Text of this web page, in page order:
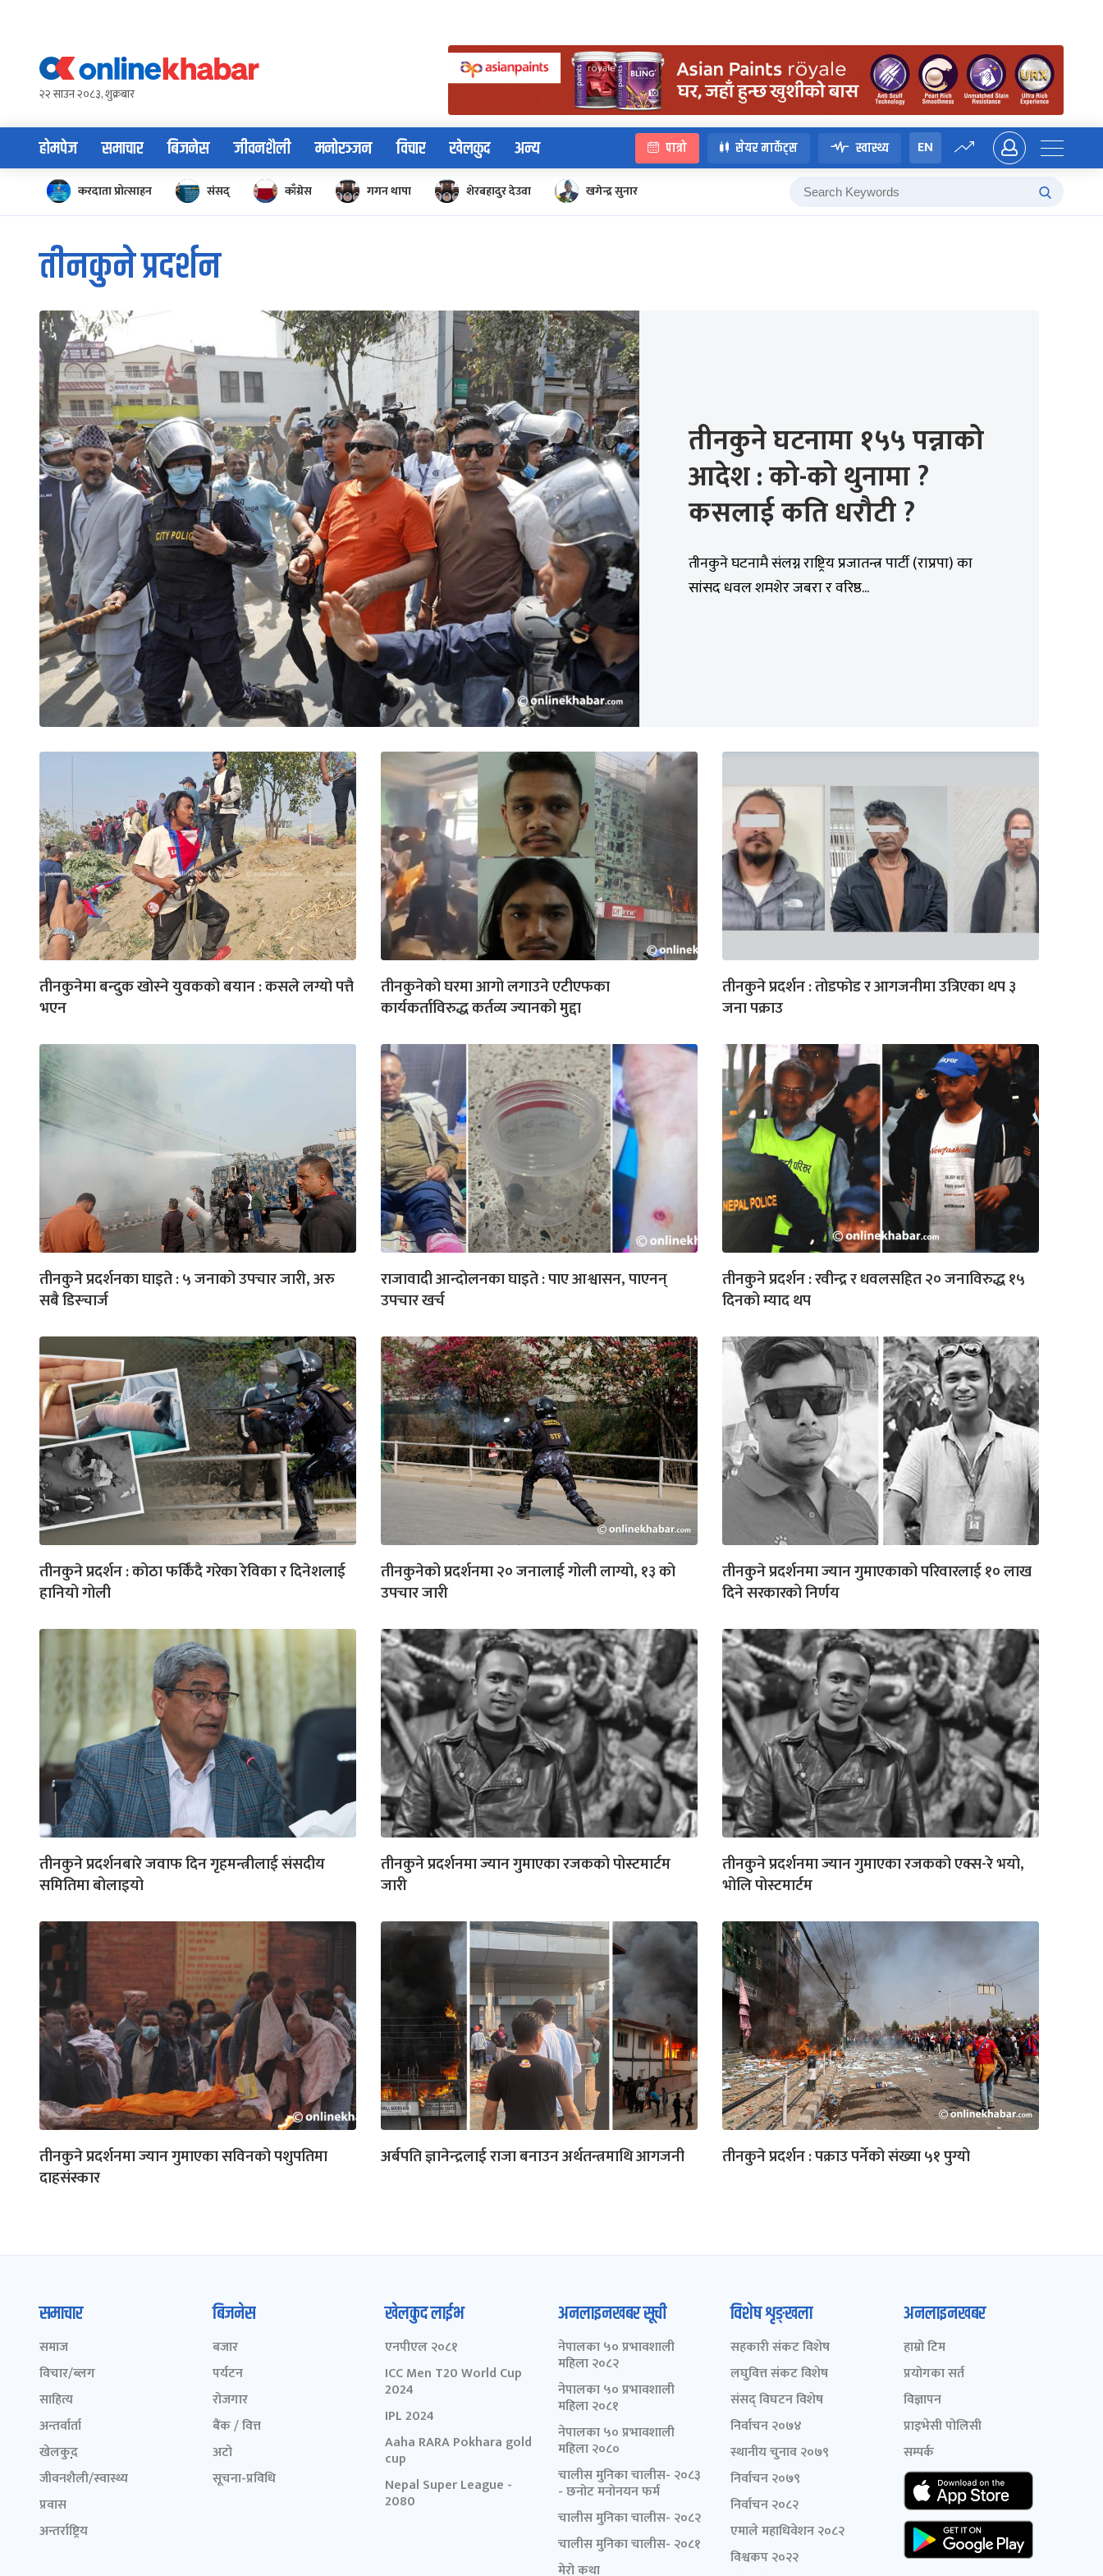
content२२ साउन २०८३, शुक्रबार
होमपेज समाचार बिजनेस जीवनशैली मनोरञ्जन विचार खेलकुद अन्य पात्रो सेयर मार्केट्स स्वास्थ्य EN
करदाता प्रोत्साहन संसद् काँग्रेस गगन थापा शेरबहादुर देउवा खगेन्द्र सुनार
तीनकुने प्रदर्शन
तीनकुने घटनामा १५५ पन्नाको
आदेश : को-को थुनामा ?
कसलाई कति धरौटी ?
तीनकुने घटनामै संलग्न राष्ट्रिय प्रजातन्त्र पार्टी (राप्रपा) का
सांसद धवल शमशेर जबरा र वरिष्ठ...
तीनकुनेमा बन्दुक खोस्ने युवकको बयान : कसले लग्यो पत्तै
भएन
तीनकुनेको घरमा आगो लगाउने एटीएफका
कार्यकर्ताविरुद्ध कर्तव्य ज्यानको मुद्दा
तीनकुने प्रदर्शन : तोडफोड र आगजनीमा उत्रिएका थप ३
जना पक्राउ
तीनकुने प्रदर्शनका घाइते : ५ जनाको उपचार जारी, अरु
सबै डिस्चार्ज
राजावादी आन्दोलनका घाइते : पाए आश्वासन, पाएनन्
उपचार खर्च
तीनकुने प्रदर्शन : रवीन्द्र र धवलसहित २० जनाविरुद्ध १५
दिनको म्याद थप
तीनकुने प्रदर्शन : कोठा फर्किंदै गरेका रेविका र दिनेशलाई
हानियो गोली
तीनकुनेको प्रदर्शनमा २० जनालाई गोली लाग्यो, १३ को
उपचार जारी
तीनकुने प्रदर्शनमा ज्यान गुमाएकाको परिवारलाई १० लाख
दिने सरकारको निर्णय
तीनकुने प्रदर्शनबारे जवाफ दिन गृहमन्त्रीलाई संसदीय
समितिमा बोलाइयो
तीनकुने प्रदर्शनमा ज्यान गुमाएका रजकको पोस्टमार्टम
जारी
तीनकुने प्रदर्शनमा ज्यान गुमाएका रजकको एक्स-रे भयो,
भोलि पोस्टमार्टम
तीनकुने प्रदर्शनमा ज्यान गुमाएका सविनको पशुपतिमा
दाहसंस्कार
अर्बपति ज्ञानेन्द्रलाई राजा बनाउन अर्थतन्त्रमाथि आगजनी तीनकुने प्रदर्शन : पक्राउ पर्नेको संख्या ५१ पुग्यो
समाचार
समाज
विचार/ब्लग
साहित्य
अन्तर्वार्ता
खेलकुद़़
जीवनशैली/स्वास्थ्य
प्रवास
अन्तर्राष्ट्रिय
बिजनेस
बजार
पर्यटन
रोजगार
बैंक / वित्त
अटो
सूचना-प्रविधि
खेलकुद लाईभ
एनपीएल २०८१
ICC Men T20 World Cup
2024
IPL 2024
Aaha RARA Pokhara gold
cup
Nepal Super League -
2080
अनलाइनखबर सूची
नेपालका ५० प्रभावशाली
महिला २०८२
नेपालका ५० प्रभावशाली
महिला २०८१
नेपालका ५० प्रभावशाली
महिला २०८०
चालीस मुनिका चालीस- २०८३
- छनोट मनोनयन फर्म
चालीस मुनिका चालीस- २०८२
चालीस मुनिका चालीस- २०८१
मेरो कथा
विशेष शृङ्खला
सहकारी संकट विशेष
लघुवित्त संकट विशेष
संसद् विघटन विशेष
निर्वाचन २०७४
स्थानीय चुनाव २०७९
निर्वाचन २०७९
निर्वाचन २०८२
एमाले महाधिवेशन २०८२
विश्वकप २०२२
अनलाइनखबर
हाम्रो टिम
प्रयोगका सर्त
विज्ञापन
प्राइभेसी पोलिसी
सम्पर्क